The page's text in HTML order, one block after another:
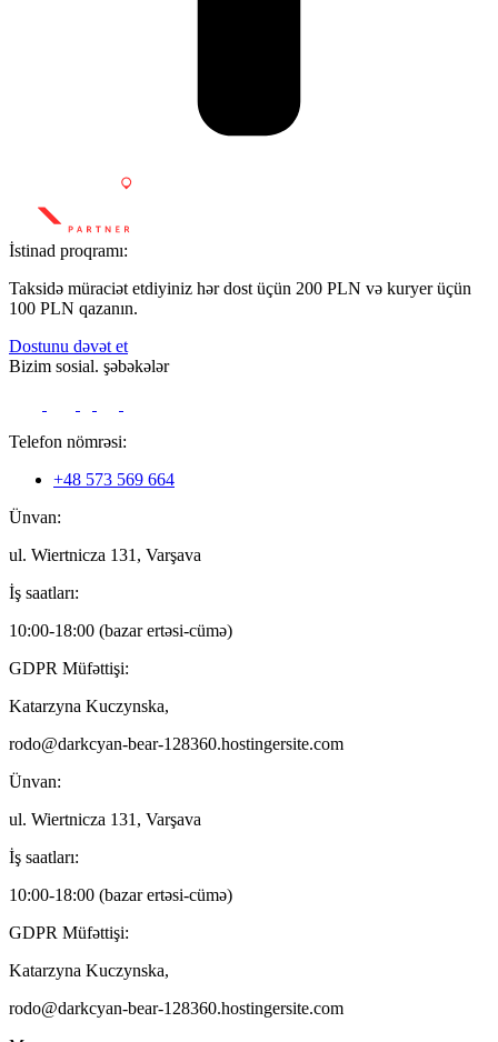
İstinad proqramı:
Taksidə müraciət etdiyiniz hər dost üçün 200 PLN və kuryer üçün
100 PLN qazanın.
Dostunu dəvət et
Bizim sosial. şəbəkələr
Telefon nömrəsi:
+48 573 569 664
Ünvan:
ul. Wiertnicza 131, Varşava
İş saatları:
10:00-18:00 (bazar ertəsi-cümə)
GDPR Müfəttişi:
Katarzyna Kuczynska,
rodo@darkcyan-bear-128360.hostingersite.com
Ünvan:
ul. Wiertnicza 131, Varşava
İş saatları:
10:00-18:00 (bazar ertəsi-cümə)
GDPR Müfəttişi:
Katarzyna Kuczynska,
rodo@darkcyan-bear-128360.hostingersite.com